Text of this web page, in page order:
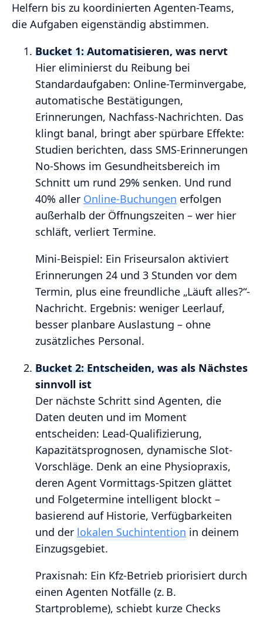
Helfern bis zu koordinierten Agenten-Teams,
die Aufgaben eigenständig abstimmen.
Bucket 1: Automatisieren, was nervt
Hier eliminierst du Reibung bei
Standardaufgaben: Online-Terminvergabe,
automatische Bestätigungen,
Erinnerungen, Nachfass-Nachrichten. Das
klingt banal, bringt aber spürbare Effekte:
Studien berichten, dass SMS‑Erinnerungen
No‑Shows im Gesundheitsbereich im
Schnitt um rund 29% senken. Und rund
40% aller Online‑Buchungen erfolgen
außerhalb der Öffnungszeiten – wer hier
schläft, verliert Termine.
Mini‑Beispiel: Ein Friseursalon aktiviert
Erinnerungen 24 und 3 Stunden vor dem
Termin, plus eine freundliche „Läuft alles?“-
Nachricht. Ergebnis: weniger Leerlauf,
besser planbare Auslastung – ohne
zusätzliches Personal.
Bucket 2: Entscheiden, was als Nächstes
sinnvoll ist
Der nächste Schritt sind Agenten, die
Daten deuten und im Moment
entscheiden: Lead-Qualifizierung,
Kapazitätsprognosen, dynamische Slot-
Vorschläge. Denk an eine Physiopraxis,
deren Agent Vormittags‑Spitzen glättet
und Folgetermine intelligent blockt –
basierend auf Historie, Verfügbarkeiten
und der lokalen Suchintention in deinem
Einzugsgebiet.
Praxisnah: Ein Kfz‑Betrieb priorisiert durch
einen Agenten Notfälle (z. B.
Startprobleme), schiebt kurze Checks